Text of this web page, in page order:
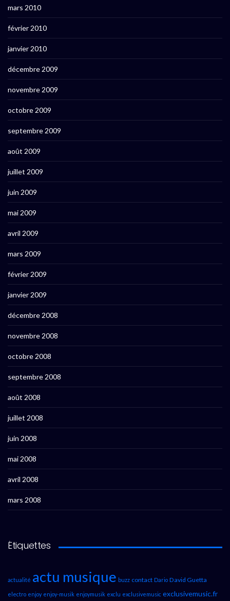
mars 2010
février 2010
janvier 2010
décembre 2009
novembre 2009
octobre 2009
septembre 2009
août 2009
juillet 2009
juin 2009
mai 2009
avril 2009
mars 2009
février 2009
janvier 2009
décembre 2008
novembre 2008
octobre 2008
septembre 2008
août 2008
juillet 2008
juin 2008
mai 2008
avril 2008
mars 2008
Étiquettes
actualité actu musique buzz contact Dario David Guetta
electro enjoy enjoy-musik enjoymusik exclu exclusivemusic exclusivemusic.fr